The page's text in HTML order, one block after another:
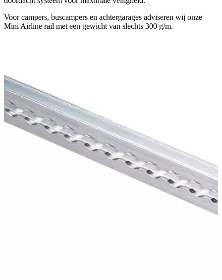
Voor campers, buscampers en achtergarages adviseren wij onze
Mini Airline rail met een gewicht van slechts 300 g/m.